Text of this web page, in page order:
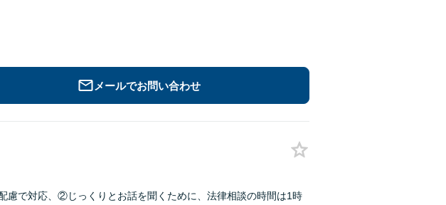
メールでお問い合わせ
慮で対応、②じっくりとお話を聞くために、法律相談の時間は1時